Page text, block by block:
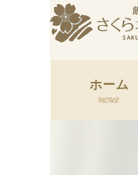
ホーム